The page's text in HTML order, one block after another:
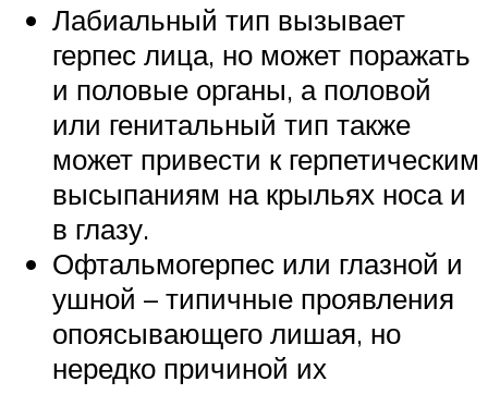
Лабиальный тип вызывает
герпес лица, но может поражать
и половые органы, а половой
или генитальный тип также
может привести к герпетическим
высыпаниям на крыльях носа и
в глазу.
Офтальмогерпес или глазной и
ушной – типичные проявления
опоясывающего лишая, но
нередко причиной их